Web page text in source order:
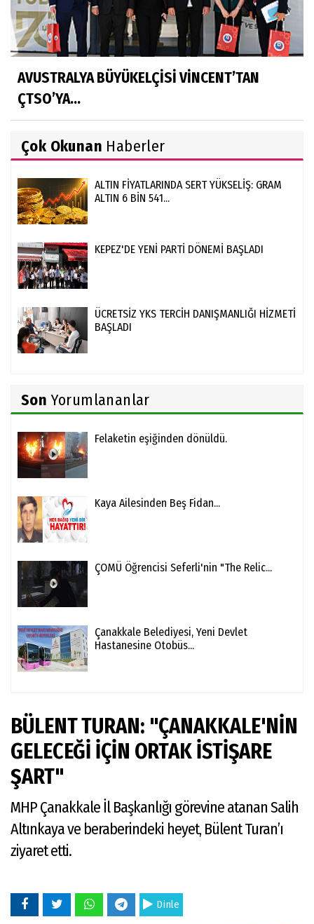
AVUSTRALYA BÜYÜKELÇİSİ VİNCENT’TAN
ÇTSO’YA...
Çok Okunan Haberler
ALTIN FİYATLARINDA SERT YÜKSELİŞ: GRAM
ALTIN 6 BİN 541...
KEPEZ'DE YENİ PARTİ DÖNEMİ BAŞLADI
ÜCRETSİZ YKS TERCİH DANIŞMANLIĞI HİZMETİ
BAŞLADI
Son Yorumlananlar
Felaketin eşiğinden dönüldü.
Kaya Ailesinden Beş Fidan...
ÇOMÜ Öğrencisi Seferli'nin "The Relic...
Çanakkale Belediyesi, Yeni Devlet
Hastanesine Otobüs...
BÜLENT TURAN: "ÇANAKKALE'NİN
GELECEĞİ İÇİN ORTAK İSTİŞARE
ŞART"
MHP Çanakkale İl Başkanlığı görevine atanan Salih
Altınkaya ve beraberindeki heyet, Bülent Turan’ı
ziyaret etti.
Dinle